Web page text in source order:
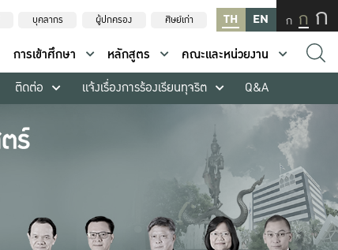
บุคลากร ผู้ปกครอง ศิษย์เก่า TH EN ก ก ก
การเข้าศึกษา หลักสูตร
คณะและหน่วยงาน
ติดต่อ แจ้งเรื่องการร้องเรียนทุจริต Q&A